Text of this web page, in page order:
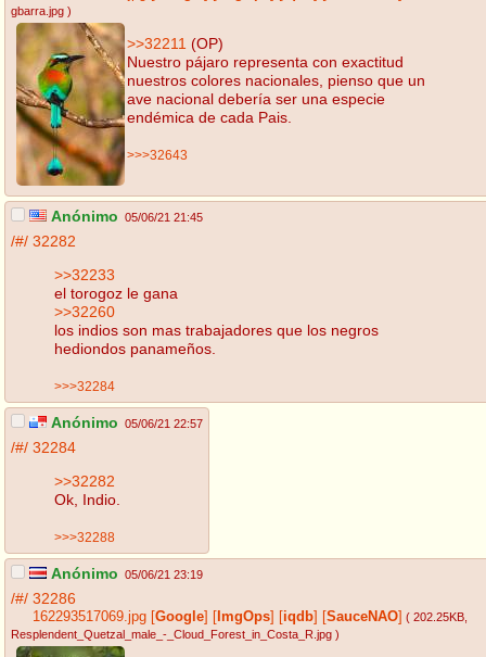
gbarra.jpg )
>>32211 (OP)
Nuestro pájaro representa con exactitud
nuestros colores nacionales, pienso que un
ave nacional debería ser una especie
endémica de cada Pais.
>>>32643
Anónimo 05/06/21 21:45
/#/ 32282
>>32233
el torogoz le gana
>>32260
los indios son mas trabajadores que los negros
hediondos panameños.
>>>32284
Anónimo 05/06/21 22:57
/#/ 32284
>>32282
Ok, Indio.
>>>32288
Anónimo 05/06/21 23:19
/#/ 32286
162293517069.jpg Google ImgOps iqdb SauceNAO ( 202.25KB,
Resplendent_Quetzal_male_-_Cloud_Forest_in_Costa_R.jpg )